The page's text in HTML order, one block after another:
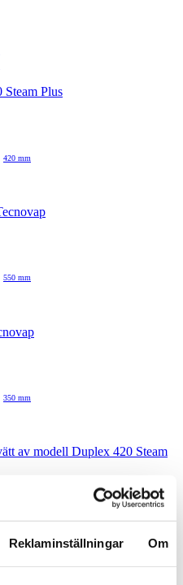
Reklaminställningar Om
420 mm
550 mm
350 mm